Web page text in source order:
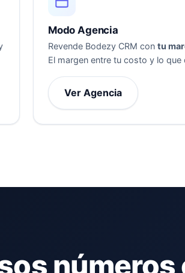
Modo Agencia
Revende Bodezy CRM con tu
El margen entre tu costo y lo
Ver Agencia
números